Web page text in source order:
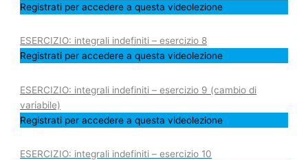
Registrati per accedere a questa videolezione
ESERCIZIO: integrali indefiniti – esercizio 8
Registrati per accedere a questa videolezione
ESERCIZIO: integrali indefiniti – esercizio 9 (cambio di
variabile)
Registrati per accedere a questa videolezione
ESERCIZIO: integrali indefiniti – esercizio 10